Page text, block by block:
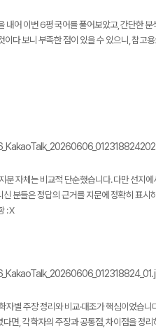
내어 이번 6평 국어를 풀어보았고, 간단한
이다 보니 부족한 점이 있을 수 있으니, 참고
문 자체는 비교적 단순했습니다. 다만 선지
분들은 정답의 근거를 지문에 정확히 표시
: X
자별 주장 정리와 비교·대조가 핵심이었습니
다면, 각 학자의 주장과 공통점, 차이점을 정